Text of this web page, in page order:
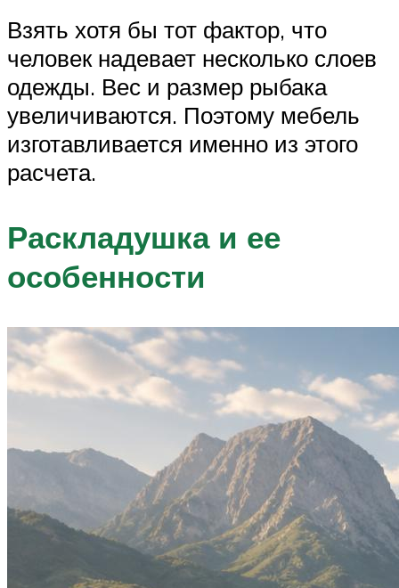
Взять хотя бы тот фактор, что
человек надевает несколько слоев
одежды. Вес и размер рыбака
увеличиваются. Поэтому мебель
изготавливается именно из этого
расчета.
Раскладушка и ее
особенности